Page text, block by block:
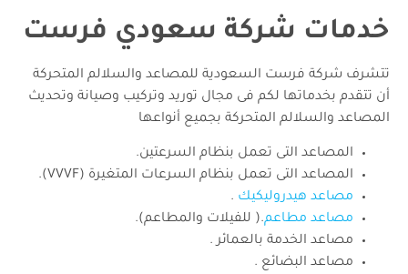
خدمات شركة سعودي فرست
تتشرف شركة فرست السعودية للمصاعد والسلالم المتحركة
أن تتقدم بخدماتها لكم فى مجال توريد وتركيب وصيانة وتحديث
المصاعد والسلالم المتحركة بجميع أنواعها
المصاعد التى تعمل بنظام السرعتين.
المصاعد التى تعمل بنظام السرعات المتغيرة (VVVF).
مصاعد هيدروليكيك .
مصاعد مطاعم.( للفيلات والمطاعم).
مصاعد الخدمة بالعمائر .
مصاعد البضائع .